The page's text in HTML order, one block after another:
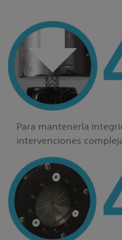
Para mantenerla
intervenciones